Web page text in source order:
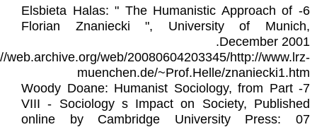
6- Elsbieta Halas: " The Humanistic Approach of
Florian Znaniecki ", University of Munich,
December 2001.
web.archive.org/web/20080604203345/http://www.lrz-
muenchen.de/~Prof.Helle/znaniecki1.htm
7- Woody Doane: Humanist Sociology, from Part
VIII - Sociology s Impact on Society, Published
online by Cambridge University Press: 07